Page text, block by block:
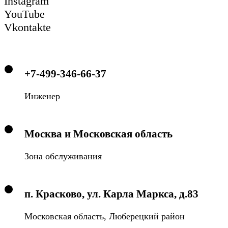
YouTube
Vkontakte
+7-499-346-66-37
Инженер
Москва и Московская область
Зона обслуживания
п. Красково, ул. Карла Маркса, д.83
Московская область, Люберецкий район